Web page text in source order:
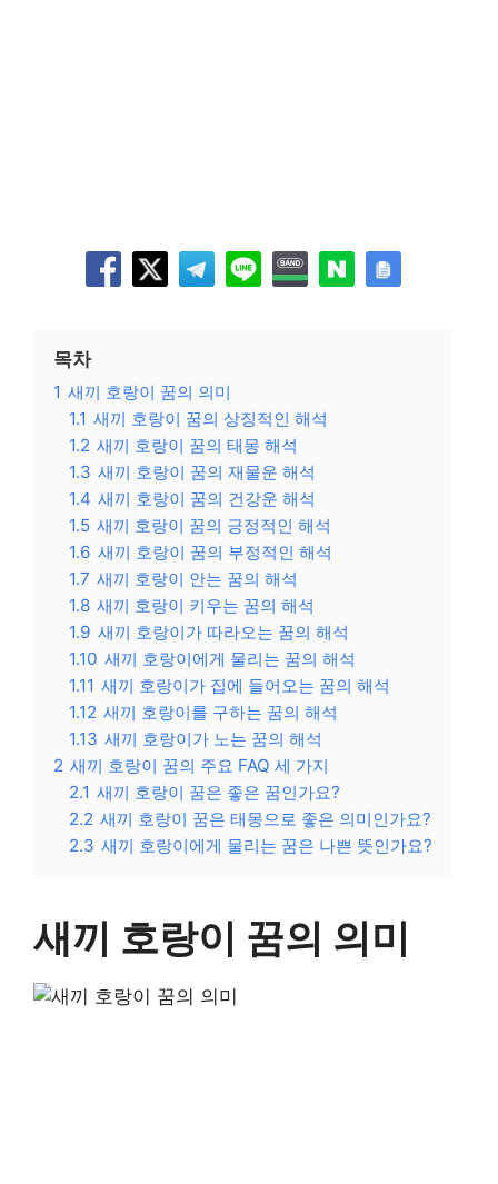
목차
1 새끼 호랑이 꿈의 의미
1.1 새끼 호랑이 꿈의 상징적인 해석
1.2 새끼 호랑이 꿈의 태몽 해석
1.3 새끼 호랑이 꿈의 재물운 해석
1.4 새끼 호랑이 꿈의 건강운 해석
1.5 새끼 호랑이 꿈의 긍정적인 해석
1.6 새끼 호랑이 꿈의 부정적인 해석
1.7 새끼 호랑이 안는 꿈의 해석
1.8 새끼 호랑이 키우는 꿈의 해석
1.9 새끼 호랑이가 따라오는 꿈의 해석
1.10 새끼 호랑이에게 물리는 꿈의 해석
1.11 새끼 호랑이가 집에 들어오는 꿈의 해석
1.12 새끼 호랑이를 구하는 꿈의 해석
1.13 새끼 호랑이가 노는 꿈의 해석
2 새끼 호랑이 꿈의 주요 FAQ 세 가지
2.1 새끼 호랑이 꿈은 좋은 꿈인가요?
2.2 새끼 호랑이 꿈은 태몽으로 좋은 의미인가요?
2.3 새끼 호랑이에게 물리는 꿈은 나쁜 뜻인가요?
새끼 호랑이 꿈의 의미